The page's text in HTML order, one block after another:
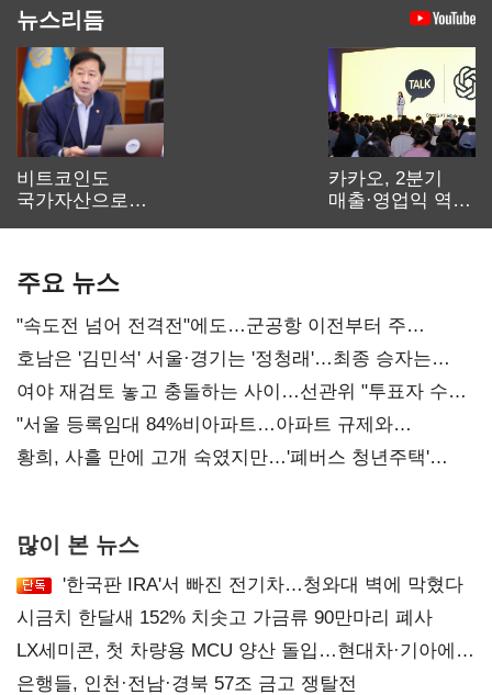
뉴스리듬
비트코인도
국가자산으로…'
카카오, 2분기
매출·영업익 역대
주요 뉴스
"속도전 넘어 전격전"에도…군공항 이전부터 주
52시간까지 '뇌관'
호남은 '김민석' 서울·경기는 '정청래'…최종 승자는
'안갯속'
여야 재검토 놓고 충돌하는 사이…선관위 "투표자 수
오차 당연"
"서울 등록임대 84%비아파트…아파트 규제와
달리해야"
황희, 사흘 만에 고개 숙였지만…'폐버스 청년주택'
많이 본 뉴스
'한국판 IRA'서 빠진 전기차…청와대 벽에 막혔다
시금치 한달새 152% 치솟고 가금류 90만마리 폐사
LX세미콘, 첫 차량용 MCU 양산 돌입…현대차·기아에
공급
은행들, 인천·전남·경북 57조 금고 쟁탈전